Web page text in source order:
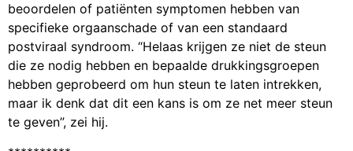
beoordelen of patiënten symptomen hebben van
specifieke orgaanschade of van een standaard
postviraal syndroom. “Helaas krijgen ze niet de steun
die ze nodig hebben en bepaalde drukkingsgroepen
hebben geprobeerd om hun steun te laten intrekken,
maar ik denk dat dit een kans is om ze net meer steun
te geven”, zei hij.